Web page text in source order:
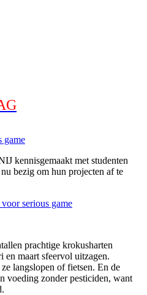
game
kennisgemaakt met studenten
bezig om hun projecten af te
serious game
prachtige krokusharten
en maart sfeervol uitzagen.
langslopen of fietsen. En de
voeding zonder pesticiden, want